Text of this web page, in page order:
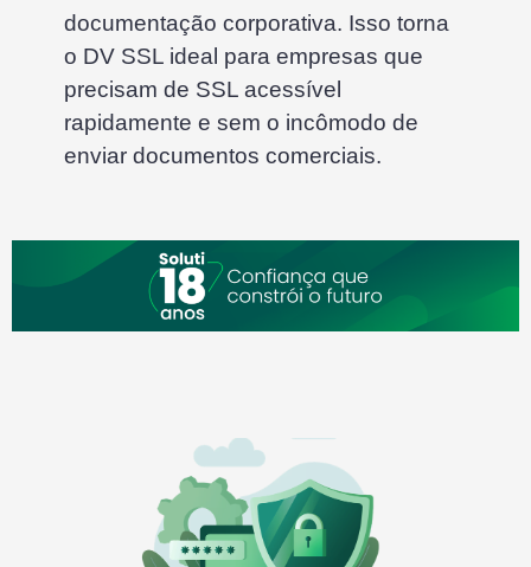
documentação corporativa. Isso torna
o DV SSL ideal para empresas que
precisam de SSL acessível
rapidamente e sem o incômodo de
enviar documentos comerciais.